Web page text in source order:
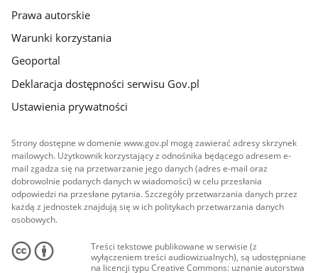
Prawa autorskie
Warunki korzystania
Geoportal
Deklaracja dostępności serwisu Gov.pl
Ustawienia prywatności
Strony dostępne w domenie www.gov.pl mogą zawierać adresy skrzynek
mailowych. Użytkownik korzystający z odnośnika będącego adresem e-
mail zgadza się na przetwarzanie jego danych (adres e-mail oraz
dobrowolnie podanych danych w wiadomości) w celu przesłania
odpowiedzi na przesłane pytania. Szczegóły przetwarzania danych przez
każdą z jednostek znajdują się w ich politykach przetwarzania danych
osobowych.
Treści tekstowe publikowane w serwisie (z
wyłączeniem treści audiowizualnych), są udostępniane
na licencji typu Creative Commons: uznanie autorstwa